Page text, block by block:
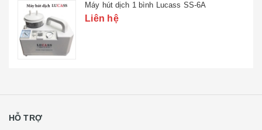
Máy hút dịch 1 bình Lucass SS-6A
Liên hệ
HỖ TRỢ